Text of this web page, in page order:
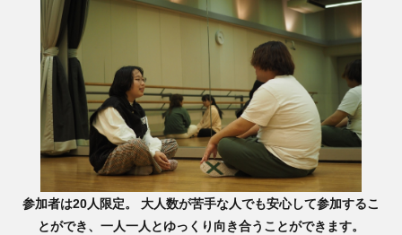
参加者は20人限定。 大人数が苦手な人でも安心して参加するこ
とができ、一人一人とゆっくり向き合うことができます。